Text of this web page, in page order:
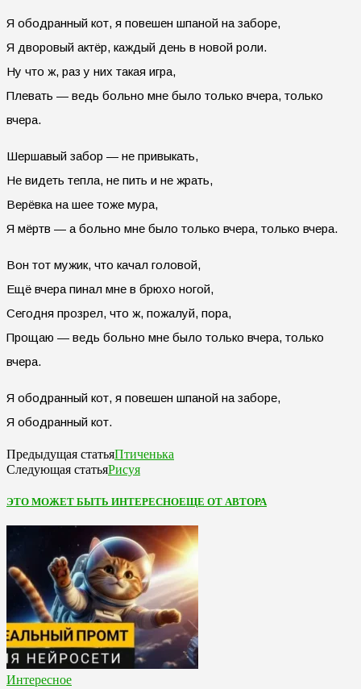
Я ободранный кот, я повешен шпаной на заборе,
Я дворовый актёр, каждый день в новой роли.
Ну что ж, раз у них такая игра,
Плевать — ведь больно мне было только вчера, только
вчера.
Шершавый забор — не привыкать,
Не видеть тепла, не пить и не жрать,
Верёвка на шее тоже мура,
Я мёртв — а больно мне было только вчера, только вчера.
Вон тот мужик, что качал головой,
Ещё вчера пинал мне в брюхо ногой,
Сегодня прозрел, что ж, пожалуй, пора,
Прощаю — ведь больно мне было только вчера, только
вчера.
Я ободранный кот, я повешен шпаной на заборе,
Я ободранный кот.
Предыдущая статьяПтиченька
Следующая статьяРисуя
ЭТО МОЖЕТ БЫТЬ ИНТЕРЕСНОЕЩЕ ОТ АВТОРА
Интересное